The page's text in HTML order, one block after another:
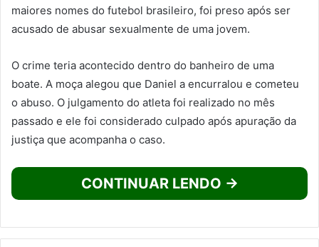
maiores nomes do futebol brasileiro, foi preso após ser
acusado de abusar sexualmente de uma jovem.
O crime teria acontecido dentro do banheiro de uma
boate. A moça alegou que Daniel a encurralou e cometeu
o abuso. O julgamento do atleta foi realizado no mês
passado e ele foi considerado culpado após apuração da
justiça que acompanha o caso.
CONTINUAR LENDO →